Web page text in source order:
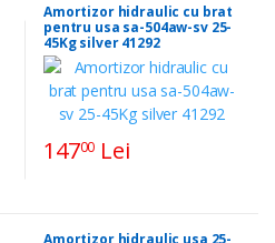
Amortizor hidraulic cu brat
pentru usa sa-504aw-sv 25-
45Kg silver 41292
14700 Lei
Amortizor hidraulic usa 25-